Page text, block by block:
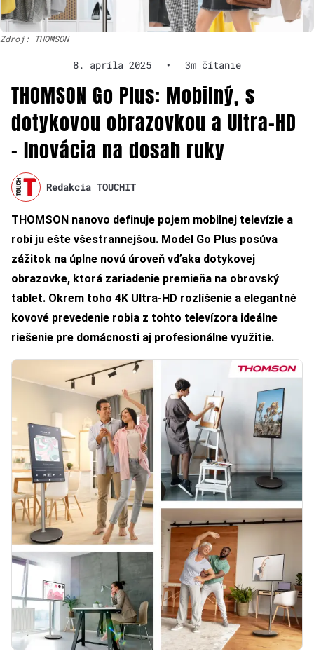
Zdroj: THOMSON
8. apríla 2025 • 3m čítanie
THOMSON Go Plus: Mobilný, s
dotykovou obrazovkou a Ultra-HD
– Inovácia na dosah ruky
Redakcia TOUCHIT
THOMSON nanovo definuje pojem mobilnej televízie a
robí ju ešte všestrannejšou. Model Go Plus posúva
zážitok na úplne novú úroveň vďaka dotykovej
obrazovke, ktorá zariadenie premieňa na obrovský
tablet. Okrem toho 4K Ultra-HD rozlíšenie a elegantné
kovové prevedenie robia z tohto televízora ideálne
riešenie pre domácnosti aj profesionálne využitie.